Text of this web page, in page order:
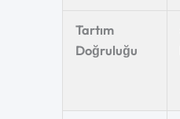
Tartım
Doğruluğu